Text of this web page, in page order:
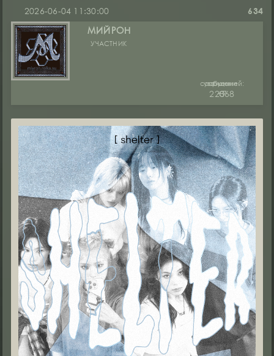
634
2026-06-04 11:30:00
МИЙРОН
УЧАСТНИК
руны:
0
сообщений:
22368
уважение:
+7